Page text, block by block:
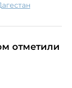
Дагестан
отметили